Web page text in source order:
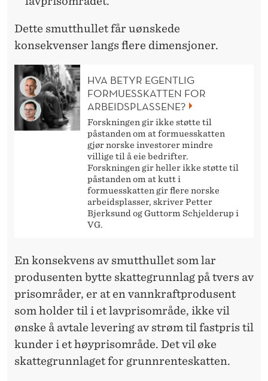
Dette smutthullet får uønskede
konsekvenser langs flere dimensjoner.
HVA BETYR EGENTLIG
FORMUESSKATTEN FOR
ARBEIDSPLASSENE?
Forskningen gir ikke støtte til
påstanden om at formuesskatten
gjør norske investorer mindre
villige til å eie bedrifter.
Forskningen gir heller ikke støtte til
påstanden om at kutt i
formuesskatten gir flere norske
arbeidsplasser, skriver Petter
Bjerksund og Guttorm Schjelderup i
VG.
En konsekvens av smutthullet som lar
produsenten bytte skattegrunnlag på tvers av
prisområder, er at en vannkraftprodusent
som holder til i et lavprisområde, ikke vil
ønske å avtale levering av strøm til fastpris til
kunder i et høyprisområde. Det vil øke
skattegrunnlaget for grunnrenteskatten.